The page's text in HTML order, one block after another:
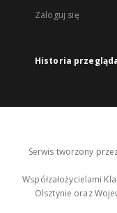
Zaloguj się
Historia
Serwis tworzony
Współzałożycielami
Olsztynie oraz